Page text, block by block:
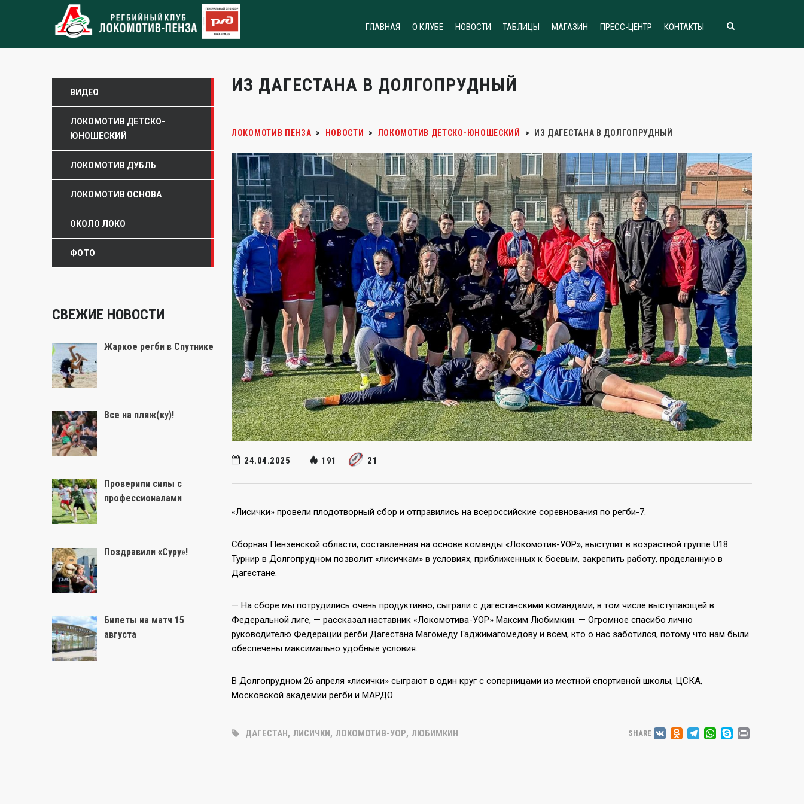
ГЛАВНАЯ О КЛУБЕ НОВОСТИ ТАБЛИЦЫ МАГАЗИН ПРЕСС-ЦЕНТР КОНТАКТЫ
ИЗ ДАГЕСТАНА В ДОЛГОПРУДНЫЙ
ЛОКОМОТИВ ПЕНЗА > НОВОСТИ > ЛОКОМОТИВ ДЕТСКО-ЮНОШЕСКИЙ > ИЗ ДАГЕСТАНА В ДОЛГОПРУДНЫЙ
24.04.2025 191 21
«Лисички» провели плодотворный сбор и отправились на всероссийские соревнования по регби-7.
Сборная Пензенской области, составленная на основе команды «Локомотив-УОР», выступит в возрастной группе U18.
Турнир в Долгопрудном позволит «лисичкам» в условиях, приближенных к боевым, закрепить работу, проделанную в
Дагестане.
— На сборе мы потрудились очень продуктивно, сыграли с дагестанскими командами, в том числе выступающей в
Федеральной лиге, — рассказал наставник «Локомотива-УОР» Максим Любимкин. — Огромное спасибо лично
руководителю Федерации регби Дагестана Магомеду Гаджимагомедову и всем, кто о нас заботился, потому что нам были
обеспечены максимально удобные условия.
В Долгопрудном 26 апреля «лисички» сыграют в один круг с соперницами из местной спортивной школы, ЦСКА,
Московской академии регби и МАРДО.
ДАГЕСТАН , ЛИСИЧКИ , ЛОКОМОТИВ-УОР, ЛЮБИМКИН SHARE VK TELEGRAM
SKYPE
ВИДЕО
ЛОКОМОТИВ ДЕТСКО-
ЮНОШЕСКИЙ
ЛОКОМОТИВ ДУБЛЬ
ЛОКОМОТИВ ОСНОВА
ОКОЛО ЛОКО
ФОТО
СВЕЖИЕ НОВОСТИ
Жаркое регби в Спутнике
Все на пляж(ку)!
Проверили силы с
профессионалами
Поздравили «Суру»!
Билеты на матч 15
августа